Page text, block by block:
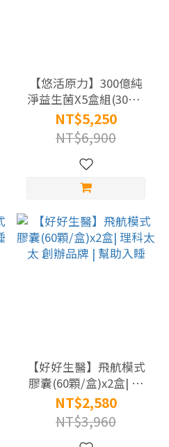
【悠活原力】300億純
淨益生菌X5盒組(30條/
盒)
NT$5,250
NT$6,900
【好好生醫】飛航模式
膠囊(60顆/盒)x2盒| 理
科太太 創辦品牌 | 幫助
入睡
NT$2,580
NT$3,960